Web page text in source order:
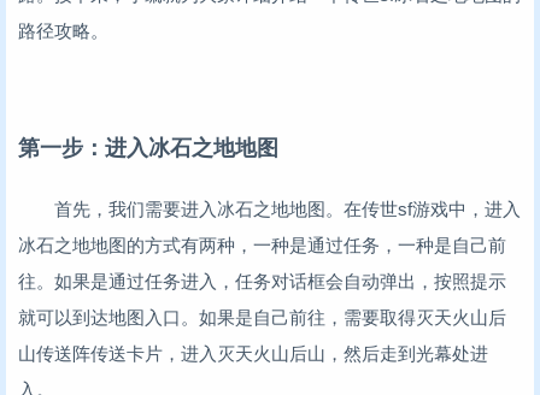
路径攻略。
第一步：进入冰石之地地图
首先，我们需要进入冰石之地地图。在传世sf游戏中，进入
冰石之地地图的方式有两种，一种是通过任务，一种是自己前
往。如果是通过任务进入，任务对话框会自动弹出，按照提示
就可以到达地图入口。如果是自己前往，需要取得灭天火山后
山传送阵传送卡片，进入灭天火山后山，然后走到光幕处进
入。